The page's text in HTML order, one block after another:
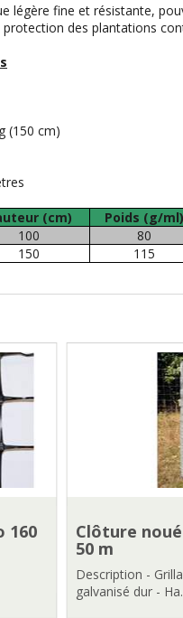
légère fine et résistante,
des plantations
(150 cm)
(cm) Poids (g/ml)
100 80
150 115
160 Clôture
50 m
Description -
galvanisé dur -